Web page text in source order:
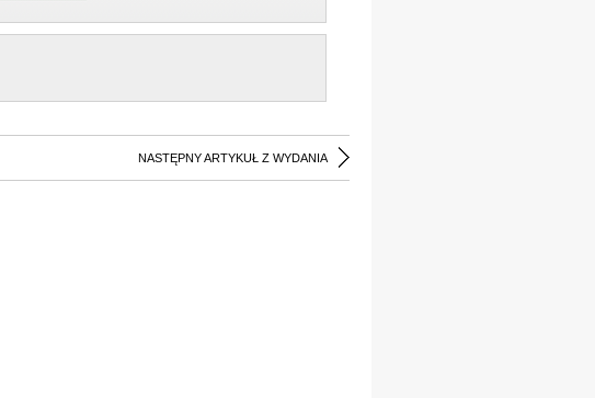
NASTĘPNY ARTYKUŁ Z WYDANIA